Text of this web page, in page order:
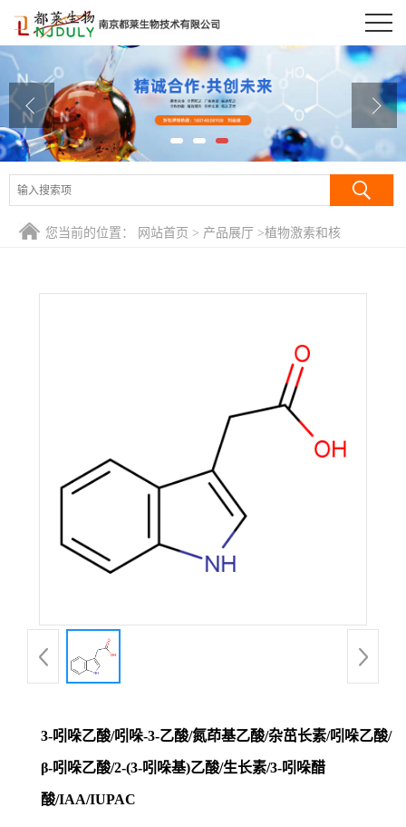
公司首页
公司介绍
公司动态
产品展厅
证书荣誉
您当前的位置： 网站首页 > 产品展厅 >植物激素和核
3-吲哚乙酸/吲哚-3-乙酸/氮茚基乙酸/杂茁长素/吲哚乙酸/
β-吲哚乙酸/2-(3-吲哚基)乙酸/生长素/3-吲哚醋
酸/IAA/IUPAC